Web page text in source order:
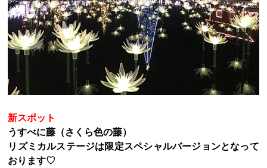
新スポット
うすべに藤（さくら色の藤）
リズミカルステージは限定スペシャルバージョンとなって
おります♡